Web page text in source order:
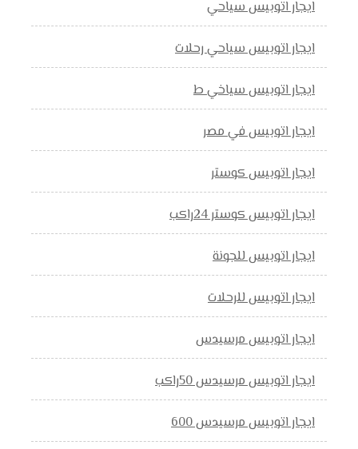
ايجار اتوبيس سياحي
ايجار اتوبيس سياحي رحلات
ايجار اتوبيس سياخي ط
ايجار اتوبيس في مصر
ايجار اتوبيس كوستر
ايجار اتوبيس كوستر 24راكب
ايجار اتوبيس للجونة
ايجار اتوبيس للرحلات
ايجار اتوبيس مرسيدس
ايجار اتوبيس مرسيدس 50راكب
ايجار اتوبيس مرسيدس 600